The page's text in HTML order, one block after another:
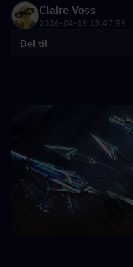
Claire Voss
2026-04-15 13:47:59
Del til